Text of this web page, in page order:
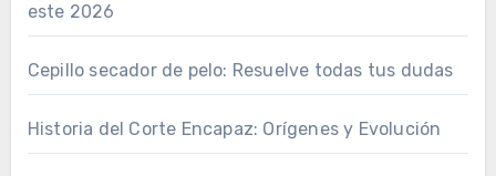
este 2026
Cepillo secador de pelo: Resuelve todas tus dudas
Historia del Corte Encapaz: Orígenes y Evolución